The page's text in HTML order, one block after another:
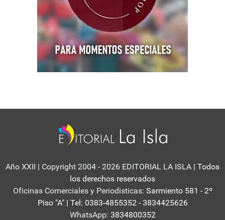
Año XXII | Copyright 2004 - 2026 EDITORIAL LA ISLA | Todos
los derechos reservados
Oficinas Comerciales y Periodisticas: Sarmiento 581 - 2º
Piso "A" | Tel: 0383-4855352 - 3834425626
WhatsApp: 3834800352